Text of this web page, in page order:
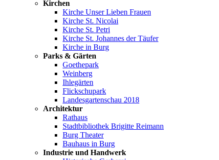
Kirchen
Kirche Unser Lieben Frauen
Kirche St. Nicolai
Kirche St. Petri
Kirche St. Johannes der Täufer
Kirche in Burg
Parks & Gärten
Goethepark
Weinberg
Ihlegärten
Flickschupark
Landesgartenschau 2018
Architektur
Rathaus
Stadtbibliothek Brigitte Reimann
Burg Theater
Bauhaus in Burg
Industrie und Handwerk